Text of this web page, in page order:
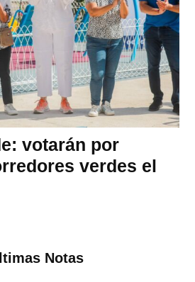
votarán por
verdes el
Notas